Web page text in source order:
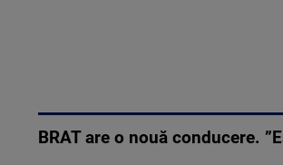
BRAT are o nouă conducere.